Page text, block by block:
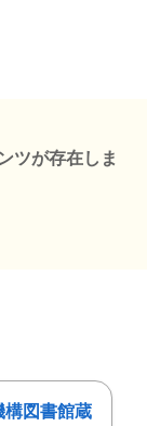
ツが存在しま
構図書館蔵